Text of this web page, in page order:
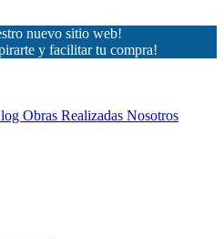
nuevo sitio web!
y facilitar tu compra!
Obras Realizadas Nosotros